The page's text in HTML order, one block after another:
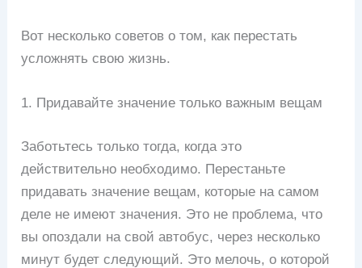
Вот несколько советов о том, как перестать
усложнять свою жизнь.
1. Придавайте значение только важным вещам
Заботьтесь только тогда, когда это
действительно необходимо. Перестаньте
придавать значение вещам, которые на самом
деле не имеют значения. Это не проблема, что
вы опоздали на свой автобус, через несколько
минут будет следующий. Это мелочь, о которой